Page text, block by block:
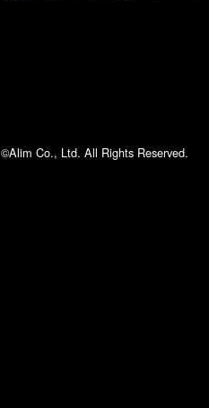
©Alim Co., Ltd. All Rights Reserved.